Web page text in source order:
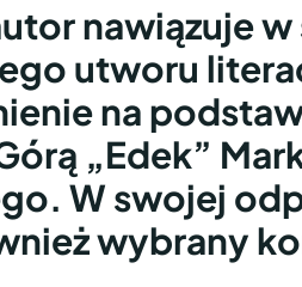
nawiązuje
utworu
na
„Edek”
W swojej
wybrany